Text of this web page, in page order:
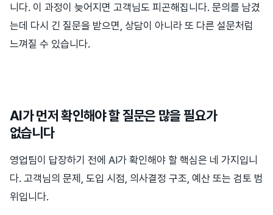
니다. 이 과정이 늦어지면 고객님도 피곤해집니다. 문의를 남겼
는데 다시 긴 질문을 받으면, 상담이 아니라 또 다른 설문처럼
느껴질 수 있습니다.
AI가 먼저 확인해야 할 질문은 많을 필요가
없습니다
영업팀이 답장하기 전에 AI가 확인해야 할 핵심은 네 가지입니
다. 고객님의 문제, 도입 시점, 의사결정 구조, 예산 또는 검토 범
위입니다.